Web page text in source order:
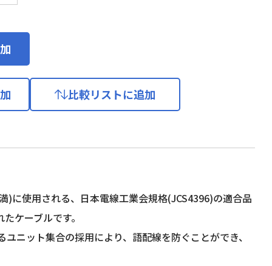
比較リストに追加
に使用される、日本電線工業会規格(JCS4396)の適合品
ケーブルです。
ニット集合の採用により、語配線を防ぐことができ、